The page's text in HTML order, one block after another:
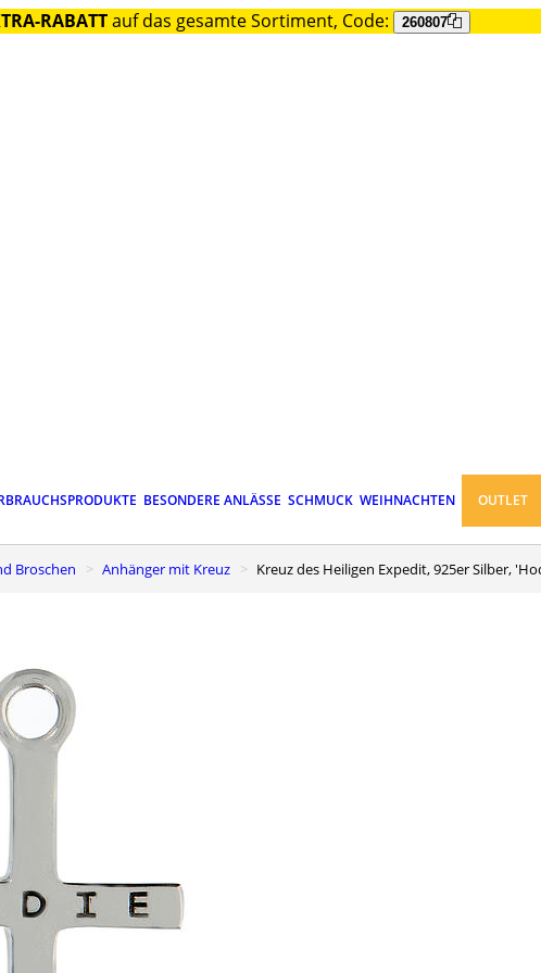
RABATTauf das gesamte Sortiment, Code: 260807
BESONDERE ANLÄSSE SCHMUCK WEIHNACHTEN OUTLET
Broschen Anhänger mit Kreuz Kreuz des Heiligen Expedit, 925er Silber,